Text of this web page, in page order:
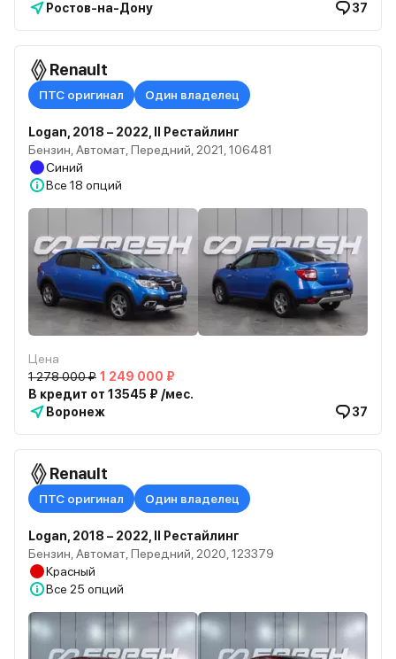
Ростов-на-Дону
37
Renault
ПТС оригинал Один владелец
Logan, 2018 – 2022, II Рестайлинг
Бензин, Автомат, Передний, 2021, 106481
Синий
Все 18 опций
Цена
1 278 000 ₽ 1 249 000 ₽
В кредит от 13545 ₽ /мес.
Воронеж
37
Renault
ПТС оригинал Один владелец
Logan, 2018 – 2022, II Рестайлинг
Бензин, Автомат, Передний, 2020, 123379
Красный
Все 25 опций